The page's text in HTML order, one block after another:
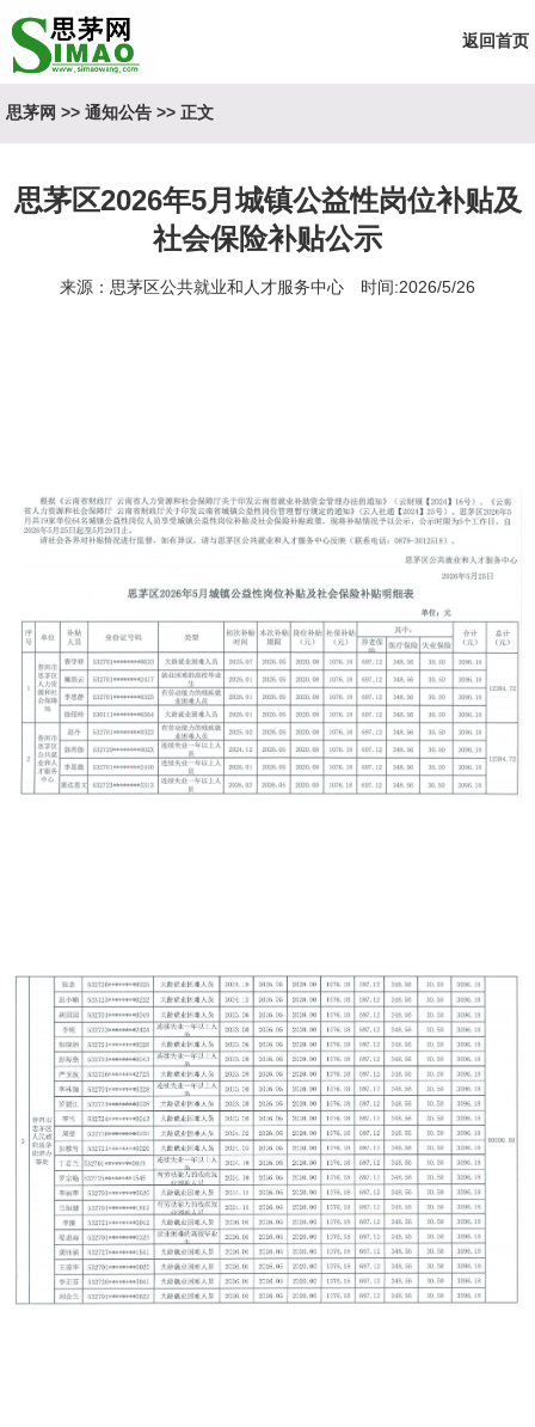
返回首页
思茅网 >> 通知公告>> 正文
思茅区2026年5月城镇公益性岗位补贴及
社会保险补贴公示
来源：思茅区公共就业和人才服务中心 时间:2026/5/26